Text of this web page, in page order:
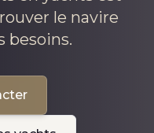
le navire
besoins.